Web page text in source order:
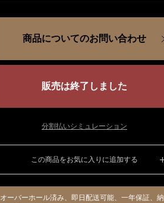
商品についてのお問い合わせ
販売は終了しました
分割払いシミュレーション
この商品をお気に入りに追加する
オーバーホール済み、即日配送可能、一年保証、納